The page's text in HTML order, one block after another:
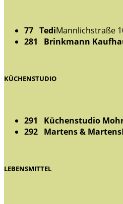
77 TediMannlichstraße
281 Brinkmann
KÜCHENSTUDIO
291 Küchenstudio
292 Martens & Martens
LEBENSMITTEL